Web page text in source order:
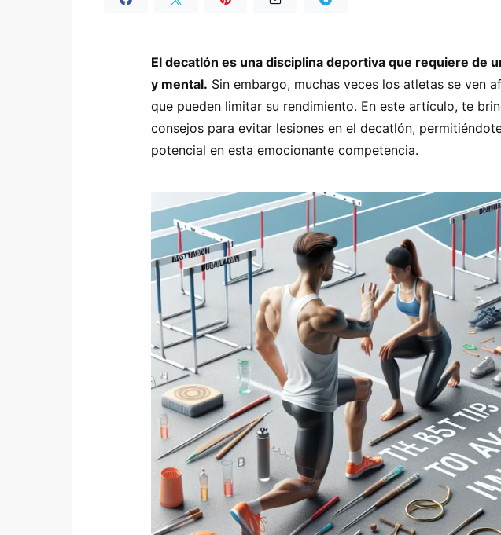
El decatlón es una disciplina deportiva que requiere de
y mental. Sin embargo, muchas veces los atletas se ven
que pueden limitar su rendimiento. En este artículo, te
consejos para evitar lesiones en el decatlón,
potencial en esta emocionante competencia.